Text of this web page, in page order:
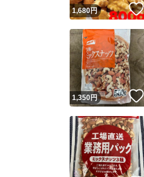
1,680円
1,350円